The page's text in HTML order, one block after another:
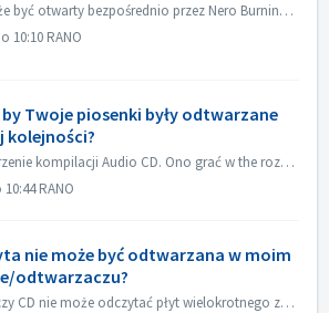
Plik .nrg nie może być otwarty bezpośrednio przez Nero Burning ROM. Możesz nagrać plik nrg na płytę za pomocą Nero Burning ROM. Lub użyj oprogramowania do ...
10:10 RANO
Twoje piosenki były odtwarzane
kolejności?
Prosimy o stworzenie kompilacji Audio CD. Ono grać w the rozkaz który ty dodawać the kartoteka. Jeżeli ty tworzyć z inny kompilacja che palić w facto dane d...
RANO
nie może być odtwarzana w moim
odtwarzaczu?
Wiele odtwarzaczy CD nie może odczytać płyt wielokrotnego zapisu (CD-RW). Dlatego do nagrywania płyt Audio CD należy używać zwykłych płyt CD-ROM.